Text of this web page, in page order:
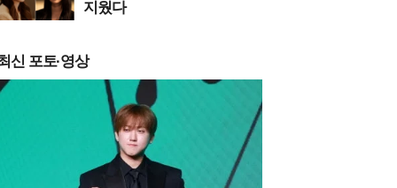
지웠다
신 포토·영상